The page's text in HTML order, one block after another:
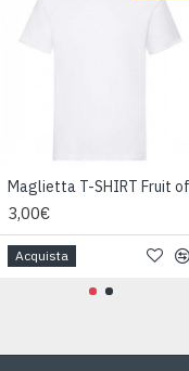
Cartellina con elastico FUCSIA FLUO dorso 12mm
2,30€
Acquista
3,00€
Acquista